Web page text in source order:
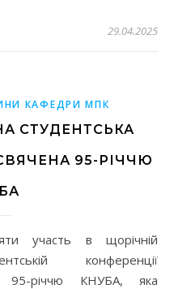
29.04.2025
КАФЕДРИ МПК
СТУДЕНТСЬКА
95-РІЧЧЮ
конференції
95-річчю КНУБА, яка